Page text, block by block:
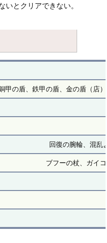
いとクリアできない。
甲の盾、鉄甲の盾、金の盾（店
回復の腕輪、混乱
ブフーの杖、ガイ